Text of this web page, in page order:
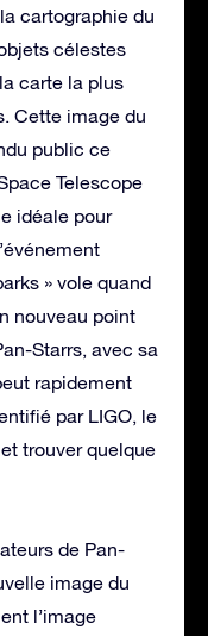
cartographie du
célestes
carte la plus
Cette image du
public ce
Telescope
idéale pour
» vole quand
nouveau point
Starrs, avec sa
rapidement
par LIGO, le
trouver quelque
de Pan-
image du
l’image